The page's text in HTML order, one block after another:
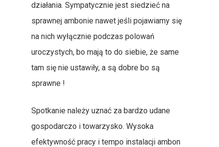
działania. Sympatycznie jest siedzieć na
sprawnej ambonie nawet jeśli pojawiamy się
na nich wyłącznie podczas polowań
uroczystych, bo mają to do siebie, że same
tam się nie ustawiły, a są dobre bo są
sprawne !
Spotkanie należy uznać za bardzo udane
gospodarczo i towarzysko. Wysoka
efektywność pracy i tempo instalacji ambon
Książka Polowań
Mapy Obwodów